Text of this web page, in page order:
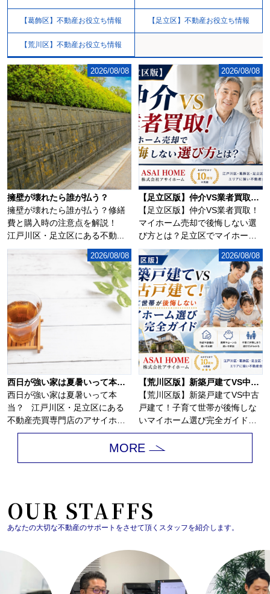
【葛飾区】不動産お役立ち情報 【足立区】不動産お役立ち情報
【荒川区】不動産お役立ち情報
擁壁が壊れたら誰が払う？
擁壁が壊れたら誰が払う？修繕
費と購入時の注意点を解説！
江戸川区・足立区にある不動...
2026/08/08
【足立区版】仲介VS業者買取！マイホーム売却で後悔しない選び方とは？
【足立区版】仲介VS業者買取！
マイホーム売却で後悔しない選
び方とは？足立区でマイホーム
の売却を考え始...
2026/08/08
西日が強い家は夏暑いって本当？
西日が強い家は夏暑いって本
当？ 江戸川区・足立区にある
不動産売買専門店のアサイホ
ー...
2026/08/08
【荒川区版】新築戸建てVS中古戸建て！子育て世帯が後悔しないマイホーム選び完全ガイド！！
【荒川区版】新築戸建てVS中古
戸建て！子育て世帯が後悔しな
いマイホーム選び完全ガイド！
荒川区で新築戸...
2026/08/08
MORE
OUR STAFFS
あなたの大切な不動産のサポートをさせて頂くスタッフを紹介します。